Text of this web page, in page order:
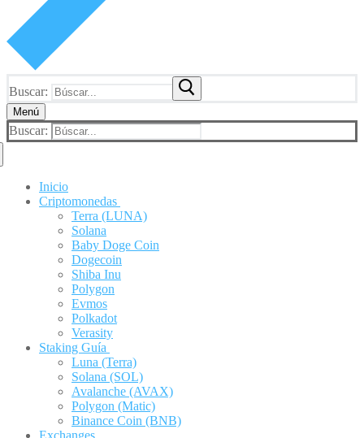
Buscar:
Menú
Buscar:
Inicio
Criptomonedas
Terra (LUNA)
Solana
Baby Doge Coin
Dogecoin
Shiba Inu
Polygon
Evmos
Polkadot
Verasity
Staking Guía
Luna (Terra)
Solana (SOL)
Avalanche (AVAX)
Polygon (Matic)
Binance Coin (BNB)
Exchanges